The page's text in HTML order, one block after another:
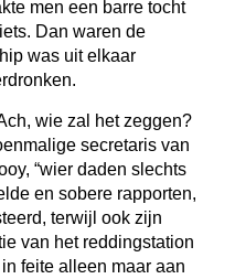
men een barre tocht
Dan waren de
was uit elkaar
wie zal het zeggen?
secretaris van
“wier daden slechts
en sobere rapporten,
terwijl ook zijn
van het reddingstation
feite alleen maar aan